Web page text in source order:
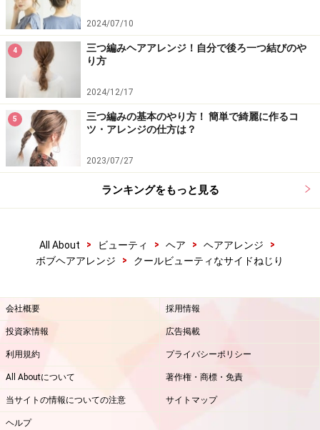
2024/07/10
4
三つ編みヘアアレンジ！自分で後ろ一つ結びのや
り方
2024/12/17
5
三つ編みの基本のやり方！ 簡単で綺麗に作るコ
ツ・アレンジの仕方は？
2023/07/27
ランキングをもっと見る
All About > ビューティ > ヘア > ヘアアレンジ
>
ボブヘアアレンジ
> クールビューティなサイドねじり
会社概要 採用情報
投資家情報 広告掲載
利用規約 プライバシーポリシー
All Aboutについて 著作権・商標・免責
当サイトの情報についての注意 サイトマップ
ヘルプ